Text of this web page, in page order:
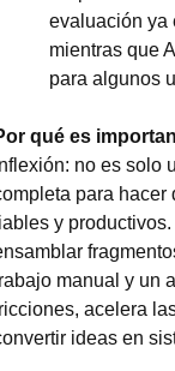
evaluación ya
mientras que
para algunos
qué es
no es solo
para hacer
y
manual y un
acelera
ideas en